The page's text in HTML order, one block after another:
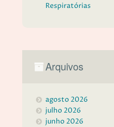
Respiratórias
Arquivos
agosto 2026
julho 2026
junho 2026